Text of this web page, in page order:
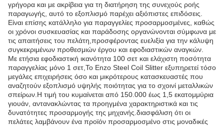
γρήγορα και με ακρίβεια για τη διατήρηση της συνεχούς ροής
παραγωγής, αυτό το εξοπλισμό παρέχει αξιόπιστες επιδόσεις.
Είναι επίσης κατάλληλο για παραγγελίες προσαρμοσμένες, καθώς
οι χρόνοι συσκευασίας και παράδοσης οργανώνονται σύμφωνα με
τις απαιτήσεις του πελάτη,προσφέροντας ευελιξία για την κάλυψη
συγκεκριμένων προθεσμιών έργου και εφοδιαστικών αναγκών.
Με ετήσια εφοδιαστική ικανότητα 100 σετ και ελάχιστη ποσότητα
παραγγελίας μόνο 1 σετ,Το Enzo Steel Coil Slitter εξυπηρετεί τόσο
μεγάλες επιχειρήσεις όσο και μικρότερους κατασκευαστές που
αναζητούν εξοπλισμό υψηλής ποιότητας για το σχοινί μεταλλικών
σπείρων.Η τιμή του κυμαίνεται από 150.000 έως 1,5 εκατομμύρια
γιουάν, αντανακλώντας τα προηγμένα χαρακτηριστικά και τις
δυνατότητες προσαρμογής της μηχανής.διασφάλιση ότι οι
πελάτες λαμβάνουν ένα προϊόν προσαρμοσμένο στις μοναδικές